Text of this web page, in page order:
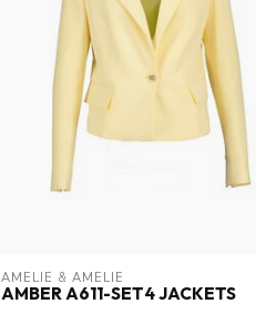
AMELIE & AMELIE
AMBER A611-SET4 JACKETS